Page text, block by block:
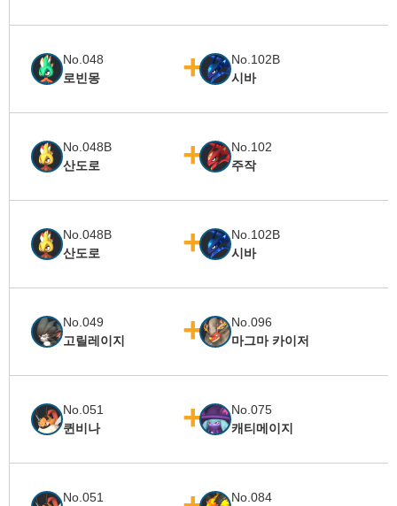
No.048
로빈몽
No.102B
시바
No.048B
산도로
No.102
주작
No.048B
산도로
No.102B
시바
No.049
고릴레이지
No.096
마그마 카이저
No.051
퀸비나
No.075
캐티메이지
No.051
No.084